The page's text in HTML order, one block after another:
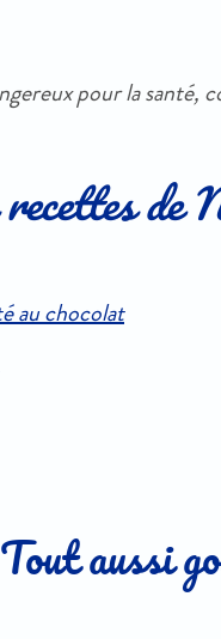
pour la santé,
de
au chocolat
Tout aussi